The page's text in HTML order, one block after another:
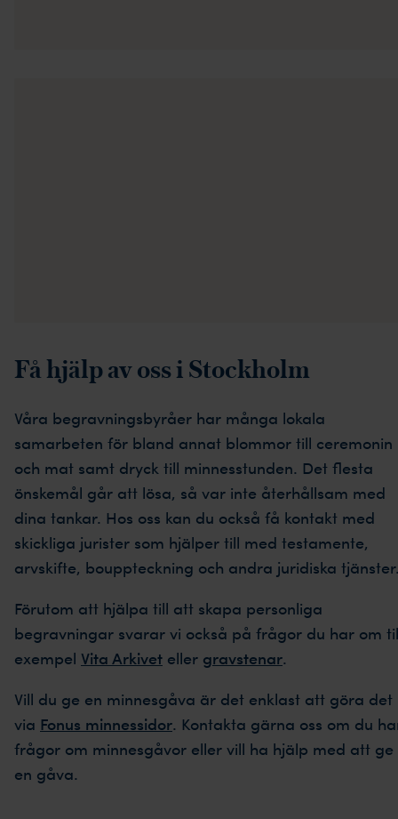
Få hjälp av oss i Stockholm
Våra begravningsbyråer har många lokala
samarbeten för bland annat blommor till ceremonin
och mat samt dryck till minnesstunden. Det flesta
önskemål går att lösa, så var inte återhållsam med
dina tankar. Hos oss kan du också få kontakt med
skickliga jurister som hjälper till med testamente,
arvskifte, bouppteckning och andra juridiska
Förutom att hjälpa till att skapa personliga
begravningar svarar vi också på frågor du har om
exempel Vita Arkivet eller gravstenar.
Vill du ge en minnesgåva är det enklast att göra det
via Fonus minnessidor. Kontakta gärna oss om du
frågor om minnesgåvor eller vill ha hjälp med att ge
en gåva.